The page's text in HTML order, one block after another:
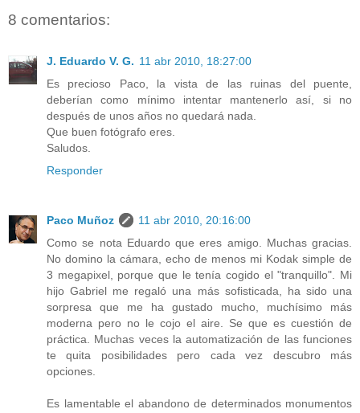
8 comentarios:
J. Eduardo V. G. 11 abr 2010, 18:27:00
Es precioso Paco, la vista de las ruinas del puente,
deberían como mínimo intentar mantenerlo así, si no
después de unos años no quedará nada.
Que buen fotógrafo eres.
Saludos.
Responder
Paco Muñoz
11 abr 2010, 20:16:00
Como se nota Eduardo que eres amigo. Muchas gracias.
No domino la cámara, echo de menos mi Kodak simple de
3 megapixel, porque que le tenía cogido el "tranquillo". Mi
hijo Gabriel me regaló una más sofisticada, ha sido una
sorpresa que me ha gustado mucho, muchísimo más
moderna pero no le cojo el aire. Se que es cuestión de
práctica. Muchas veces la automatización de las funciones
te quita posibilidades pero cada vez descubro más
opciones.
Es lamentable el abandono de determinados monumentos